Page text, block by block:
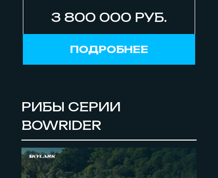
ПОДРОБНЕЕ
3 800 000 РУБ.
РИБЫ СЕРИИ
BOWRIDER